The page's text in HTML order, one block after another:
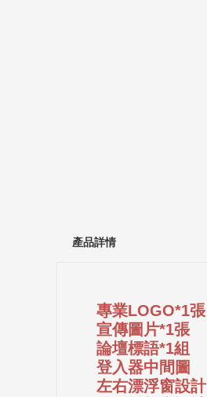
產品詳情
專業LOGO*1張
宣傳圖片*1張
論壇標語*1組
登入器中間圖
左右漂浮窗設計